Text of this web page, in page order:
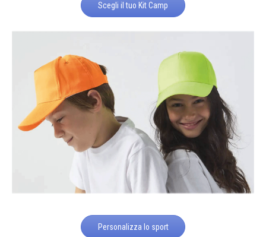
Scegli il tuo Kit Camp
Personalizza lo sport